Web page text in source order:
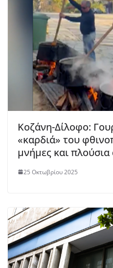
Κοζάνη-Δίλοφο:
«καρδιά» του
μνήμες και
25 Οκτωβρίου 2025